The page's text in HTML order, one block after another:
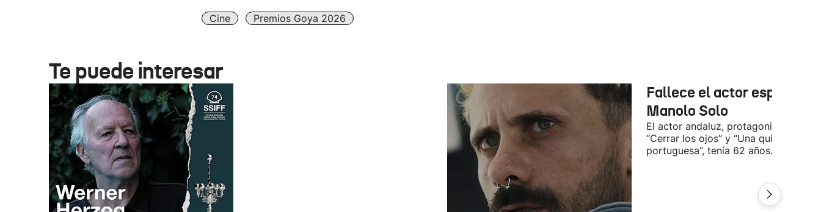
Cine Premios Goya 2026
Te puede interesar
Fallece el actor español
Manolo Solo
El actor andaluz, protagonista de
“Cerrar los ojos” y “Una quinta
portuguesa”, tenía 62 años.